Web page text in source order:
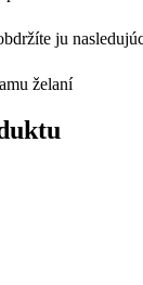
ju
želaní